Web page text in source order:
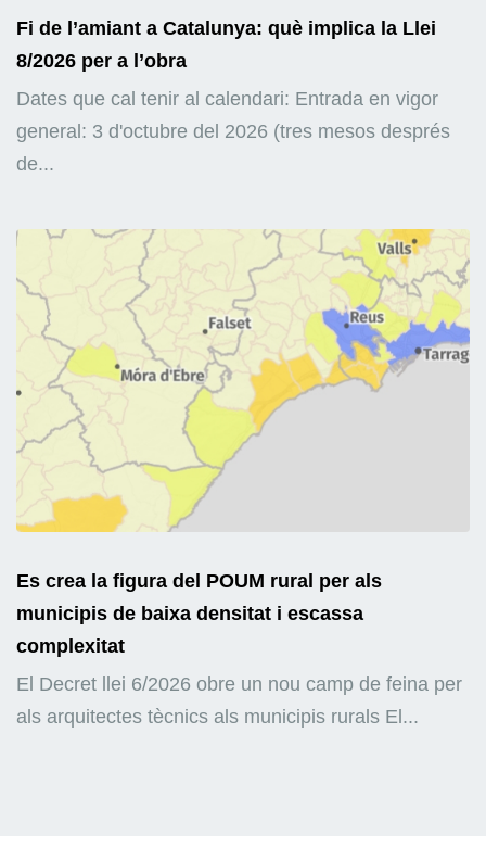
Fi de l’amiant a Catalunya: què implica la Llei
8/2026 per a l’obra
Dates que cal tenir al calendari: Entrada en vigor
general: 3 d'octubre del 2026 (tres mesos després
de...
Es crea la figura del POUM rural per als
municipis de baixa densitat i escassa
complexitat
El Decret llei 6/2026 obre un nou camp de feina per
als arquitectes tècnics als municipis rurals El...